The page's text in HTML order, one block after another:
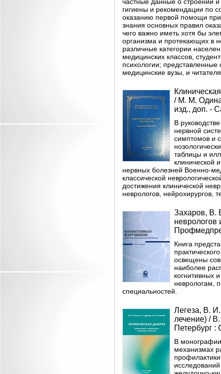
гигиены и рекомендации по
оказанию первой помощи
знания основных правил
чего важно иметь хотя бы
организма и протекающих в
различные категории
медицинских классов,
психологии;
медицинские вузы, и
/ М. М.
изд., доп. -
В
нервной
симптомов и
таблицы и
клинической
нервных болезней Военно-
классической
достижения клинической
неврологов, нейрохирургов,
Захаров, В.
неврологов
Книга
освещены
наиболее
когнитивных
неврологам,
специальностей.
Легеза, В. И.
лечение) /
Петербург :
В
механизмах